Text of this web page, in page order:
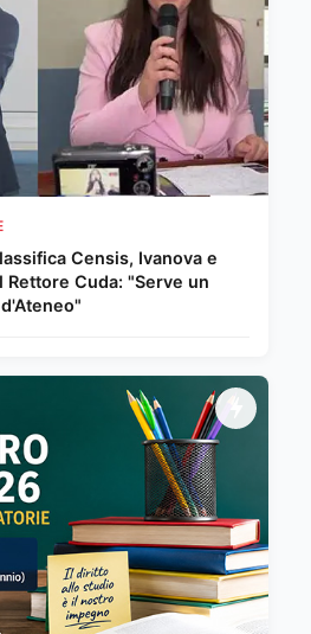
Censis, Ivanova e
Rettore Cuda: "Serve un